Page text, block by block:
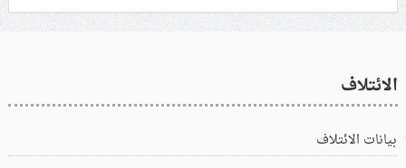
الائتلاف
بيانات الائتلاف